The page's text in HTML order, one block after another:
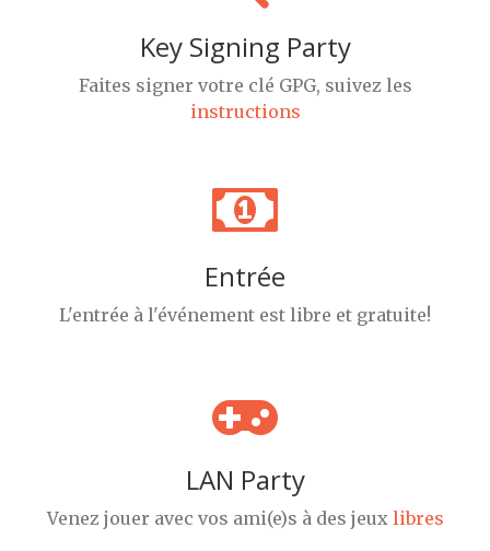
Key Signing Party
Faites signer votre clé GPG, suivez les
instructions
Entrée
L'entrée à l'événement est libre et gratuite!
LAN Party
Venez jouer avec vos ami(e)s à des jeux libres